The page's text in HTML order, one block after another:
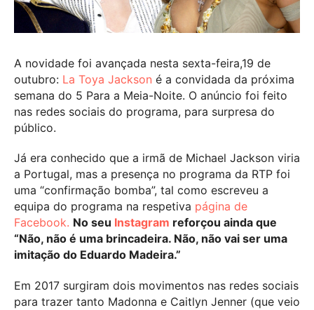
A novidade foi avançada nesta sexta-feira,19 de
outubro: La Toya Jackson é a convidada da próxima
semana do 5 Para a Meia-Noite. O anúncio foi feito
nas redes sociais do programa, para surpresa do
público.
Já era conhecido que a irmã de Michael Jackson viria
a Portugal, mas a presença no programa da RTP foi
uma “confirmação bomba”, tal como escreveu a
equipa do programa na respetiva página de
Facebook. No seu Instagram reforçou ainda que
“Não, não é uma brincadeira. Não, não vai ser uma
imitação do Eduardo Madeira.”
Em 2017 surgiram dois movimentos nas redes sociais
para trazer tanto Madonna e Caitlyn Jenner (que veio